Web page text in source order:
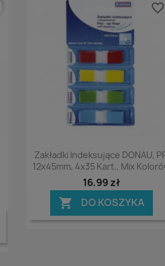
Podgląd
Zakładki Indeksujące DONAU,
12x45mm, 4x35 Kart., Mix
16,99 zł
 DO KOSZYKA
favorite_border